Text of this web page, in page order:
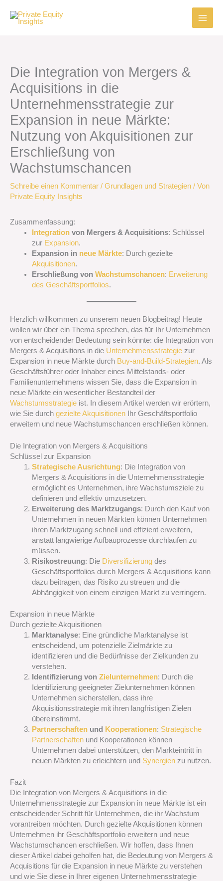
Inhalt
springen
Die Integration von Mergers &
Acquisitions in die
Unternehmensstrategie zur
Expansion in neue Märkte:
Nutzung von Akquisitionen zur
Erschließung von
Wachstumschancen
Schreibe einen Kommentar / Grundlagen und Strategien / Von
Private Equity Insights
Zusammenfassung:
Integrationvon Mergers & Acquisitions: Schlüssel
zur Expansion.
Expansion in neue Märkte: Durch gezielte
Akquisitionen.
Erschließung von Wachstumschancen: Erweiterung
des Geschäftsportfolios.
Herzlich willkommen zu unserem neuen Blogbeitrag! Heute
wollen wir über ein Thema sprechen, das für Ihr Unternehmen
von entscheidender Bedeutung sein könnte: die Integration von
Mergers & Acquisitions in die Unternehmensstrategie zur
Expansion in neue Märkte durch Buy-and-Build-Strategien. Als
Geschäftsführer oder Inhaber eines Mittelstands- oder
Familienunternehmens wissen Sie, dass die Expansion in
neue Märkte ein wesentlicher Bestandteil der
Wachstumsstrategie ist. In diesem Artikel werden wir erörtern,
wie Sie durch gezielte Akquisitionen Ihr Geschäftsportfolio
erweitern und neue Wachstumschancen erschließen können.
Die Integration von Mergers & Acquisitions
Schlüssel zur Expansion
Strategische Ausrichtung: Die Integration von
Mergers & Acquisitions in die Unternehmensstrategie
ermöglicht es Unternehmen, ihre Wachstumsziele zu
definieren und effektiv umzusetzen.
Erweiterung des Marktzugangs: Durch den Kauf von
Unternehmen in neuen Märkten können Unternehmen
ihren Marktzugang schnell und effizient erweitern,
anstatt langwierige Aufbauprozesse durchlaufen zu
müssen.
Risikostreuung: Die Diversifizierungdes
Geschäftsportfolios durch Mergers & Acquisitions kann
dazu beitragen, das Risiko zu streuen und die
Abhängigkeit von einem einzigen Markt zu verringern.
Expansion in neue Märkte
Durch gezielte Akquisitionen
Marktanalyse: Eine gründliche Marktanalyse ist
entscheidend, um potenzielle Zielmärkte zu
identifizieren und die Bedürfnisse der Zielkunden zu
verstehen.
Identifizierung von Zielunternehmen: Durch die
Identifizierung geeigneter Zielunternehmen können
Unternehmen sicherstellen, dass ihre
Akquisitionsstrategie mit ihren langfristigen Zielen
übereinstimmt.
Partnerschaftenund Kooperationen: Strategische
Partnerschaftenund Kooperationen können
Unternehmen dabei unterstützen, den Markteintritt in
neuen Märkten zu erleichtern und Synergienzu nutzen.
Fazit
Die Integration von Mergers & Acquisitions in die
Unternehmensstrategie zur Expansion in neue Märkte ist ein
entscheidender Schritt für Unternehmen, die ihr Wachstum
vorantreiben möchten. Durch gezielte Akquisitionen können
Unternehmen ihr Geschäftsportfolio erweitern und neue
Wachstumschancen erschließen. Wir hoffen, dass Ihnen
dieser Artikel dabei geholfen hat, die Bedeutung von Mergers &
Acquisitions für die Expansion in neue Märkte zu verstehen
und wie Sie diese in Ihrer eigenen Unternehmensstrategie